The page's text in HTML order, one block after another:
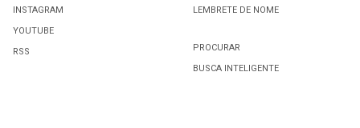
INSTAGRAM
YOUTUBE
RSS
LEMBRETE DE NOME
PROCURAR
BUSCA INTELIGENTE